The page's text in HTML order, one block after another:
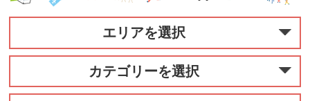
エリアを選択
カテゴリーを選択